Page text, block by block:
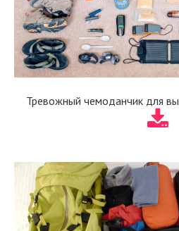
Тревожный чемоданчик для